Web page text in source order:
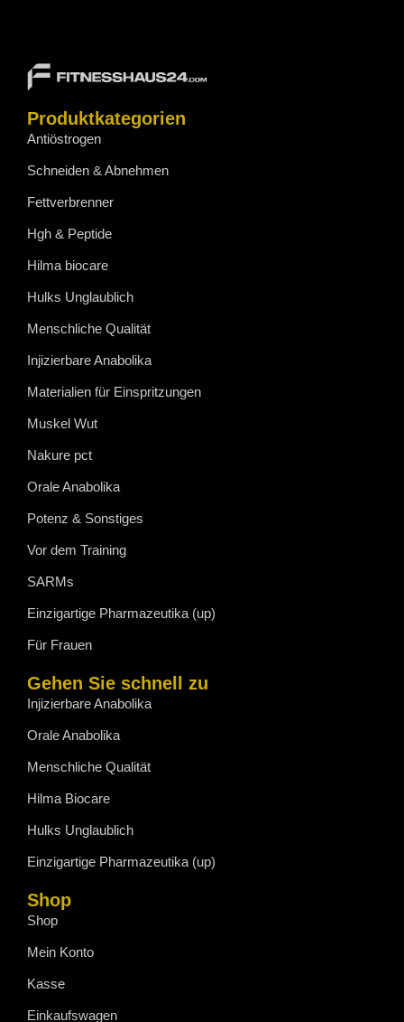
Produktkategorien
Antiöstrogen
Schneiden & Abnehmen
Fettverbrenner
Hgh & Peptide
Hilma biocare
Hulks Unglaublich
Menschliche Qualität
Injizierbare Anabolika
Materialien für Einspritzungen
Muskel Wut
Nakure pct
Orale Anabolika
Potenz & Sonstiges
Vor dem Training
SARMs
Einzigartige Pharmazeutika (up)
Für Frauen
Gehen Sie schnell zu
Injizierbare Anabolika
Orale Anabolika
Menschliche Qualität
Hilma Biocare
Hulks Unglaublich
Einzigartige Pharmazeutika (up)
Shop
Shop
Mein Konto
Kasse
Einkaufswagen